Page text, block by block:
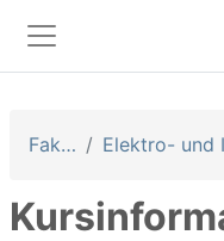
Website-
Fakultäten